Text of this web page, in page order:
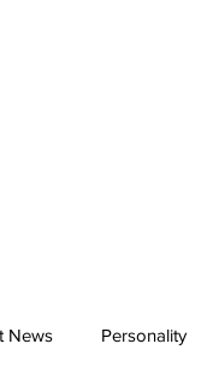
News Personality